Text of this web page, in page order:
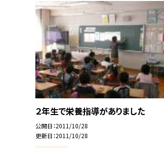
２年生で栄養指導がありました
公開日 2011/10/28
更新日 2011/10/28